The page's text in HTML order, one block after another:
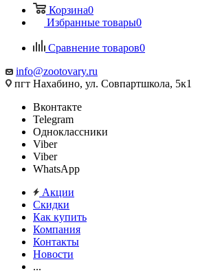
Корзина0
Избранные товары0
Сравнение товаров0
info@zootovary.ru
пгт Нахабино, ул. Совпартшкола, 5к1
Вконтакте
Telegram
Одноклассники
Viber
Viber
WhatsApp
Акции
Скидки
Как купить
Компания
Контакты
Новости
...